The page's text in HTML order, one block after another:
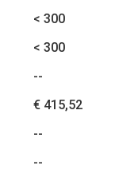
< 300
< 300
--
€ 415,52
--
--